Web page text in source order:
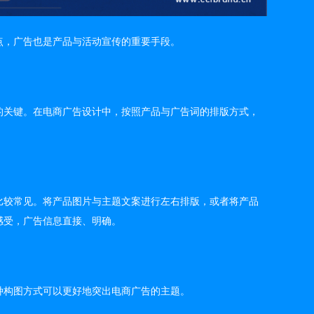
广告也是产品与活动宣传的重要手段。
键。在电商广告设计中，按照产品与广告词的排版方式，
常见。将产品图片与主题文案进行左右排版，或者将产品
，广告信息直接、明确。
图方式可以更好地突出电商广告的主题。